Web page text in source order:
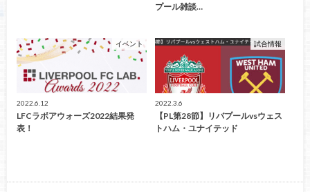
プール雑談…
イベント
2022.6.12
LFCラボアウォーズ2022結果発
表！
試合情報
2022.3.6
【PL第28節】リバプールvsウェス
トハム・ユナイテッド